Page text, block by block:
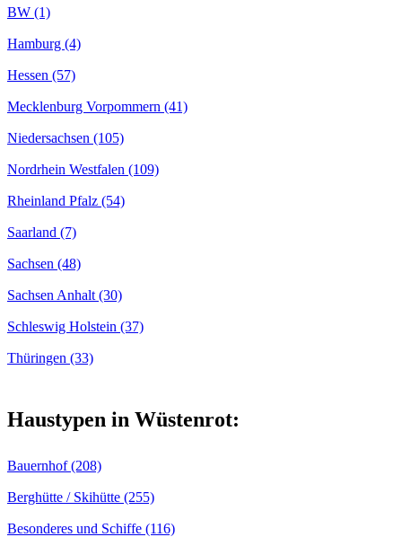
BW (1)
Hamburg (4)
Hessen (57)
Mecklenburg Vorpommern (41)
Niedersachsen (105)
Nordrhein Westfalen (109)
Rheinland Pfalz (54)
Saarland (7)
Sachsen (48)
Sachsen Anhalt (30)
Schleswig Holstein (37)
Thüringen (33)
Haustypen in Wüstenrot:
Bauernhof (208)
Berghütte / Skihütte (255)
Besonderes und Schiffe (116)